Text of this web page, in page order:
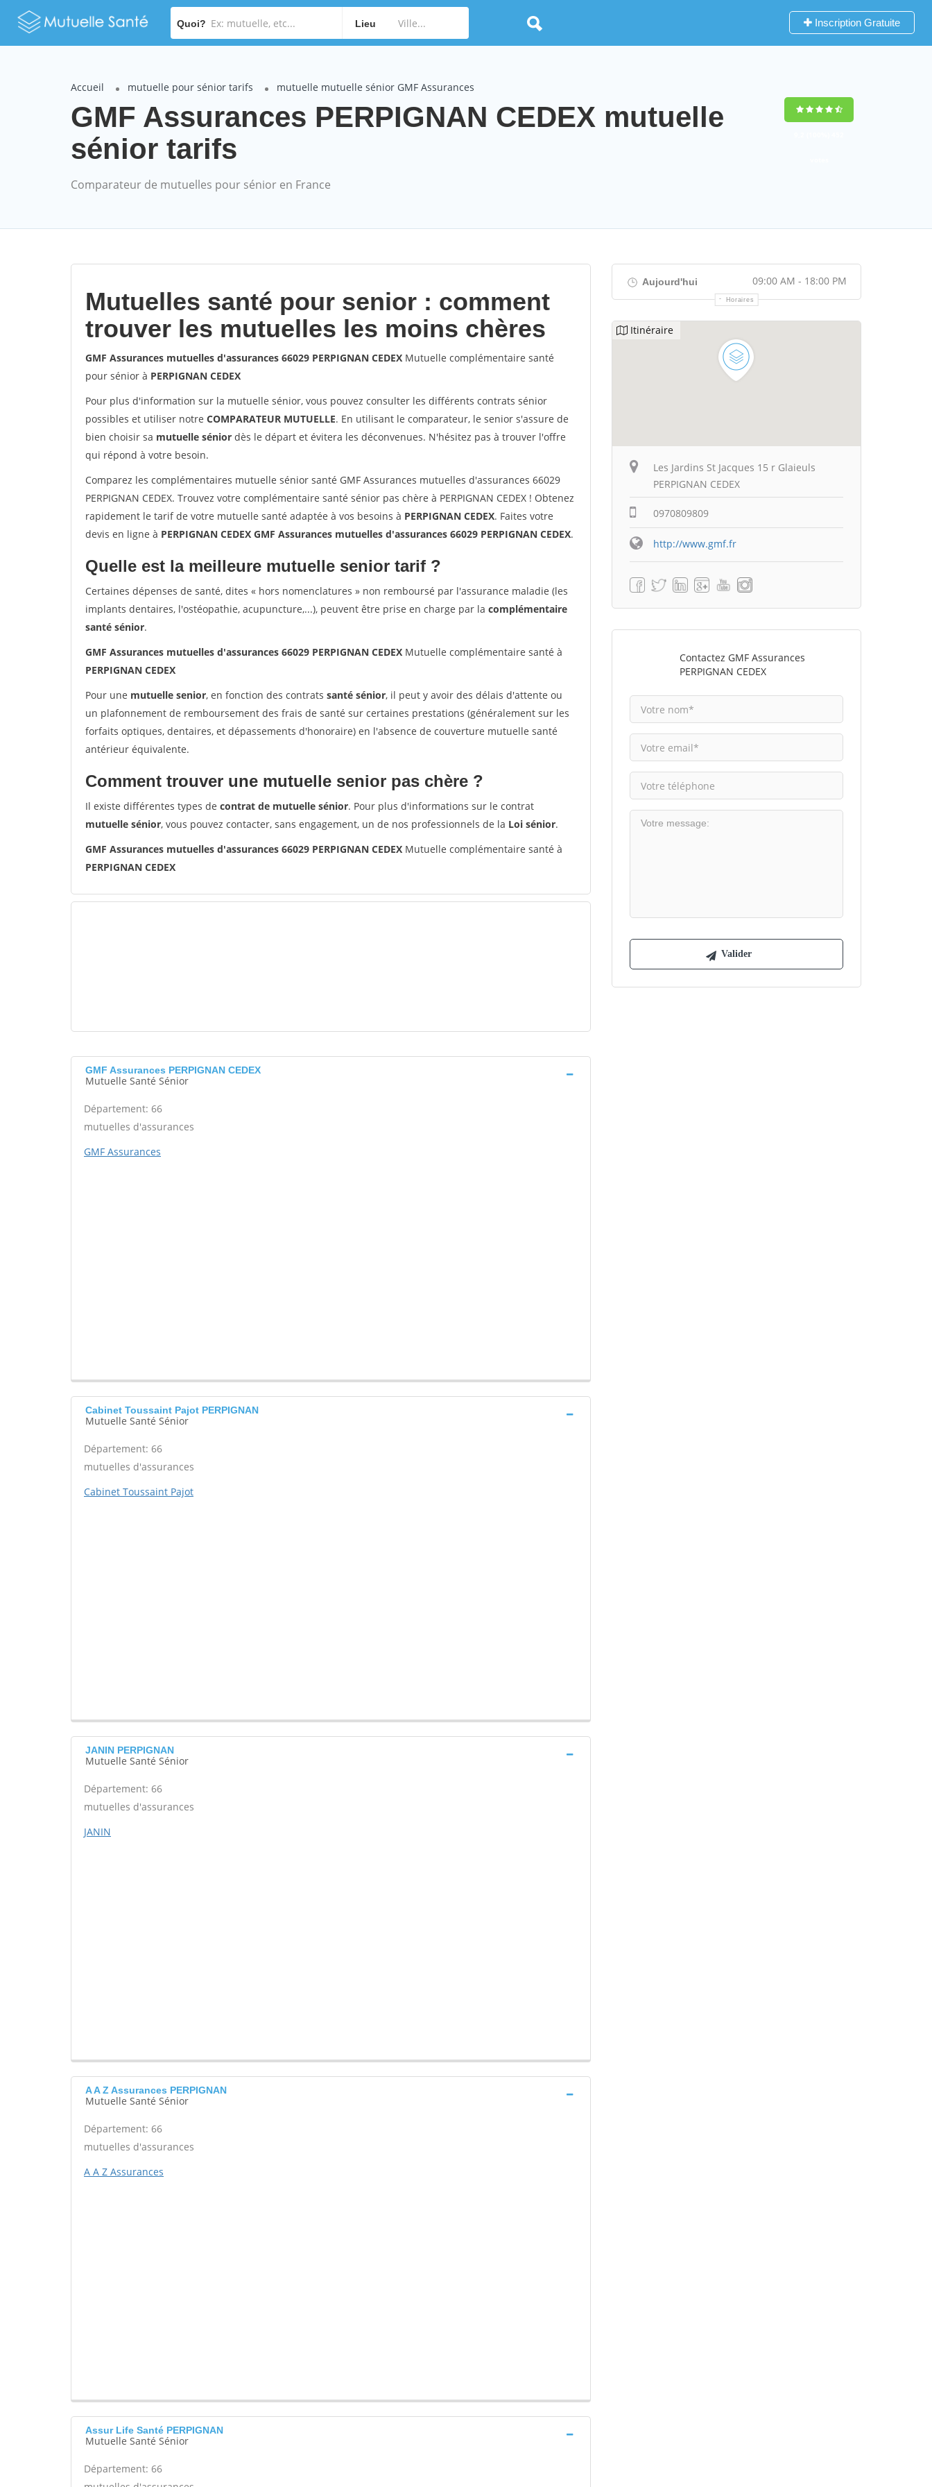
Quoi? Lieu Inscription Gratuite
Accueil mutuelle pour sénior tarifs mutuelle mutuelle sénior GMF Assurances
GMF Assurances PERPIGNAN CEDEX mutuelle
sénior tarifs
Comparateur de mutuelles pour sénior en France
Mutuelles santé pour senior : comment
trouver les mutuelles les moins chères
GMF Assurances mutuelles d'assurances 66029 PERPIGNAN CEDEX Mutuelle complémentaire santé
pour sénior à PERPIGNAN CEDEX
Pour plus d'information sur la mutuelle sénior, vous pouvez consulter les différents contrats sénior
possibles et utiliser notre COMPARATEUR MUTUELLE. En utilisant le comparateur, le senior s'assure de
bien choisir sa mutuelle sénior dès le départ et évitera les déconvenues. N'hésitez pas à trouver l'offre
qui répond à votre besoin.
Comparez les complémentaires mutuelle sénior santé GMF Assurances mutuelles d'assurances 66029
PERPIGNAN CEDEX. Trouvez votre complémentaire santé sénior pas chère à PERPIGNAN CEDEX ! Obtenez
rapidement le tarif de votre mutuelle santé adaptée à vos besoins à PERPIGNAN CEDEX. Faites votre
devis en ligne à PERPIGNAN CEDEX GMF Assurances mutuelles d'assurances 66029 PERPIGNAN CEDEX.
Quelle est la meilleure mutuelle senior tarif ?
Certaines dépenses de santé, dites « hors nomenclatures » non remboursé par l'assurance maladie (les
implants dentaires, l'ostéopathie, acupuncture,...), peuvent être prise en charge par la complémentaire
santé sénior.
GMF Assurances mutuelles d'assurances 66029 PERPIGNAN CEDEX Mutuelle complémentaire santé à
PERPIGNAN CEDEX
Pour une mutuelle senior, en fonction des contrats santé sénior, il peut y avoir des délais d'attente ou
un plafonnement de remboursement des frais de santé sur certaines prestations (généralement sur les
forfaits optiques, dentaires, et dépassements d'honoraire) en l'absence de couverture mutuelle santé
antérieur équivalente.
Comment trouver une mutuelle senior pas chère ?
Il existe différentes types de contrat de mutuelle sénior. Pour plus d'informations sur le contrat
mutuelle sénior, vous pouvez contacter, sans engagement, un de nos professionnels de la Loi sénior.
GMF Assurances mutuelles d'assurances 66029 PERPIGNAN CEDEX Mutuelle complémentaire santé à
PERPIGNAN CEDEX
GMF Assurances PERPIGNAN CEDEX
Mutuelle Santé Sénior
Département: 66
mutuelles d'assurances
GMF Assurances
Cabinet Toussaint Pajot PERPIGNAN
Mutuelle Santé Sénior
Département: 66
mutuelles d'assurances
Cabinet Toussaint Pajot
JANIN PERPIGNAN
Mutuelle Santé Sénior
Département: 66
mutuelles d'assurances
JANIN
A A Z Assurances PERPIGNAN
Mutuelle Santé Sénior
Département: 66
mutuelles d'assurances
A A Z Assurances
Assur Life Santé PERPIGNAN
Mutuelle Santé Sénior
Département: 66
Aujourd'hui 09:00 AM - 18:00 PM
Horaires
Itinéraire
Les Jardins St Jacques 15 r Glaieuls
PERPIGNAN CEDEX
0970809809
http://www.gmf.fr
Contactez GMF Assurances
PERPIGNAN CEDEX